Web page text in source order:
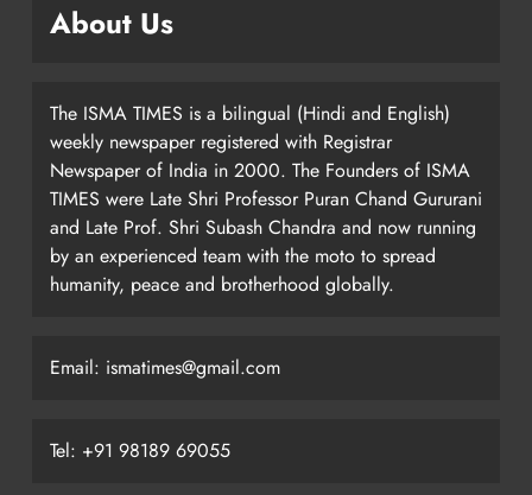
About Us
The ISMA TIMES is a bilingual (Hindi and English)
weekly newspaper registered with Registrar
Newspaper of India in 2000. The Founders of ISMA
TIMES were Late Shri Professor Puran Chand Gururani
and Late Prof. Shri Subash Chandra and now running
by an experienced team with the moto to spread
humanity, peace and brotherhood globally.
Email: ismatimes@gmail.com
Tel: +91 98189 69055